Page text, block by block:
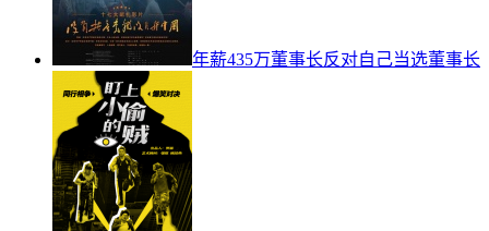
年薪435万董事长反对自己当选董事长